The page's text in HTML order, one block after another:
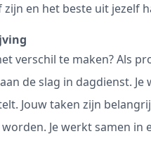
zijn en het beste uit jezelf
verschil te maken? Als
de slag in dagdienst.
Jouw taken zijn
Je werkt samen